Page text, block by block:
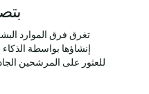
تغرق فرق الموارد
إنشاؤها بواسطة
للعثور على المرشحين